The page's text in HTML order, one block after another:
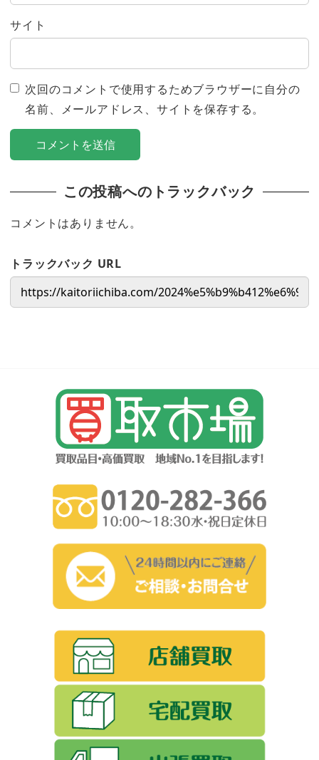
サイト
次回のコメントで使用するためブラウザーに自分の
名前、メールアドレス、サイトを保存する。
この投稿へのトラックバック
コメントはありません。
トラックバック URL